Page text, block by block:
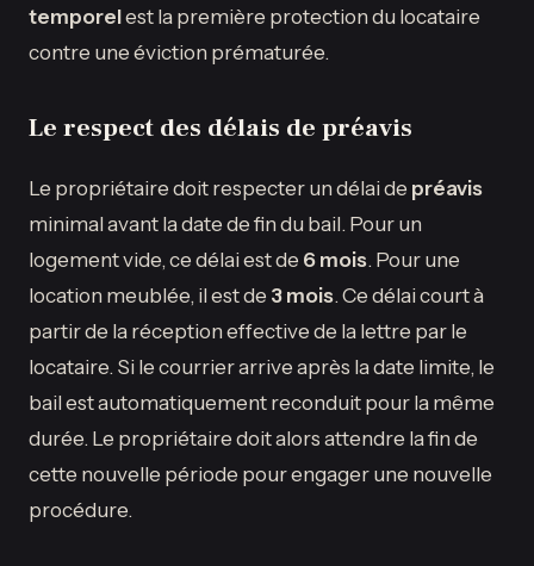
temporelest la première protection du locataire
contre une éviction prématurée.
Le respect des délais de préavis
Le propriétaire doit respecter un délai de préavis
minimal avant la date de fin du bail. Pour un
logement vide, ce délai est de 6 mois. Pour une
location meublée, il est de 3 mois. Ce délai court à
partir de la réception effective de la lettre par le
locataire. Si le courrier arrive après la date limite, le
bail est automatiquement reconduit pour la même
durée. Le propriétaire doit alors attendre la fin de
cette nouvelle période pour engager une nouvelle
procédure.